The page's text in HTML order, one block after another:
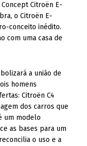
Citroën E-
o Citroën E-
conceito inédito.
com uma casa de
a união de
homens
Citroën C4
dos carros que
um modelo
as bases para um
o uso e a